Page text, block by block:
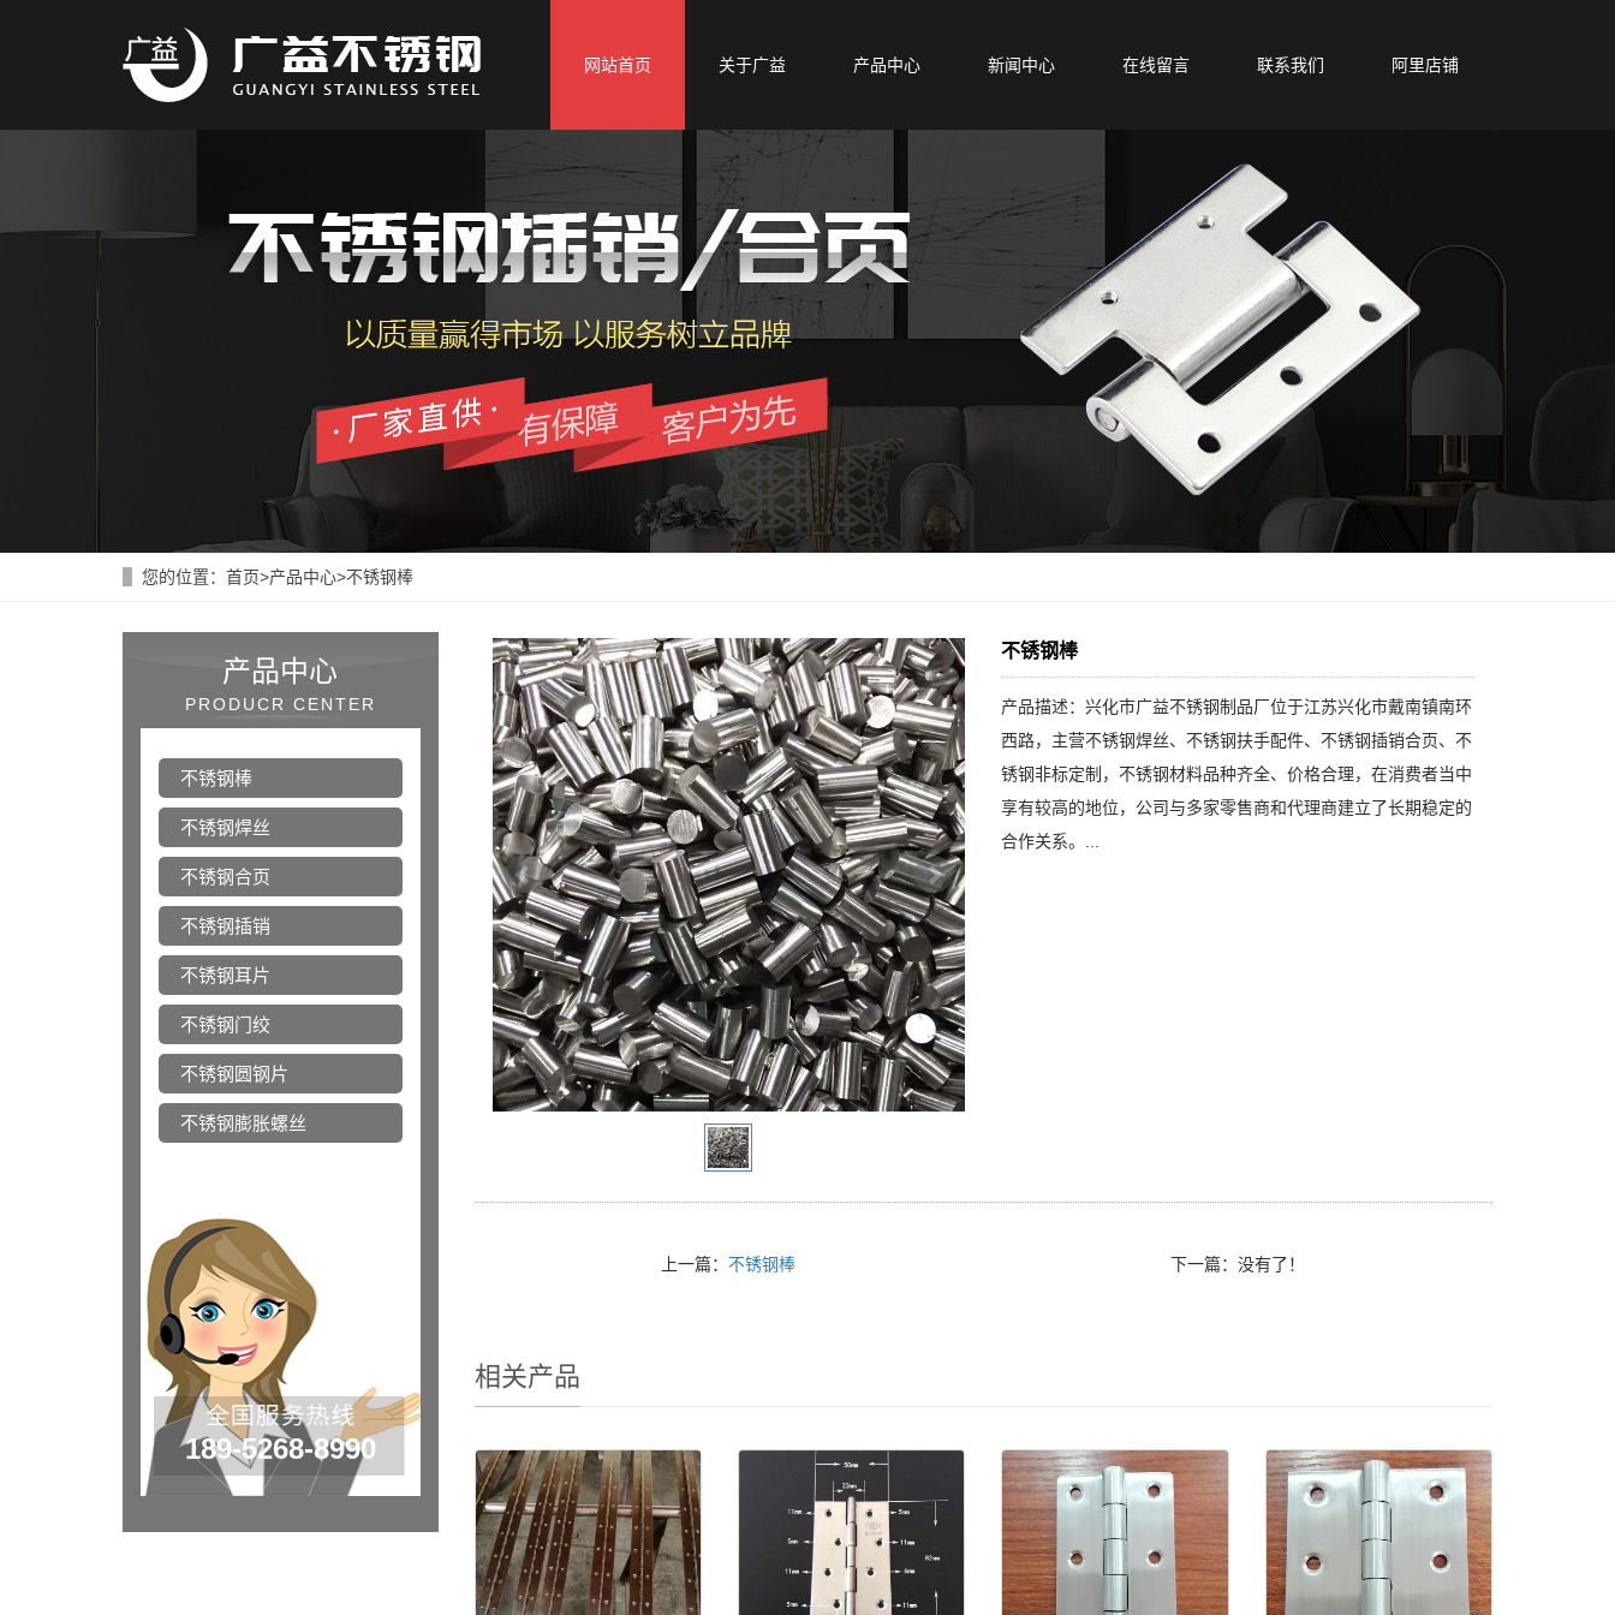
网站首页 关于广益 产品中心 新闻中心 在线留言 联系我们 阿里店铺
您的位置： 首页>产品中心>不锈钢棒
不锈钢棒
产品描述：兴化市广益不锈钢制品厂位于江苏兴化市戴南镇南环
西路，主营不锈钢焊丝、不锈钢扶手配件、不锈钢插销合页、不
锈钢非标定制，不锈钢材料品种齐全、价格合理，在消费者当中
享有较高的地位，公司与多家零售商和代理商建立了长期稳定的
合作关系。...
上一篇：不锈钢棒 下一篇：没有了！
相关产品
产品中心
PRODUCR CENTER
不锈钢棒
不锈钢焊丝
不锈钢合页
不锈钢插销
不锈钢耳片
不锈钢门绞
不锈钢圆钢片
不锈钢膨胀螺丝
189-5268-8990